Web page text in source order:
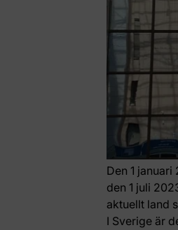
Den 1
den 1 juli
aktuellt land
I Sverige är